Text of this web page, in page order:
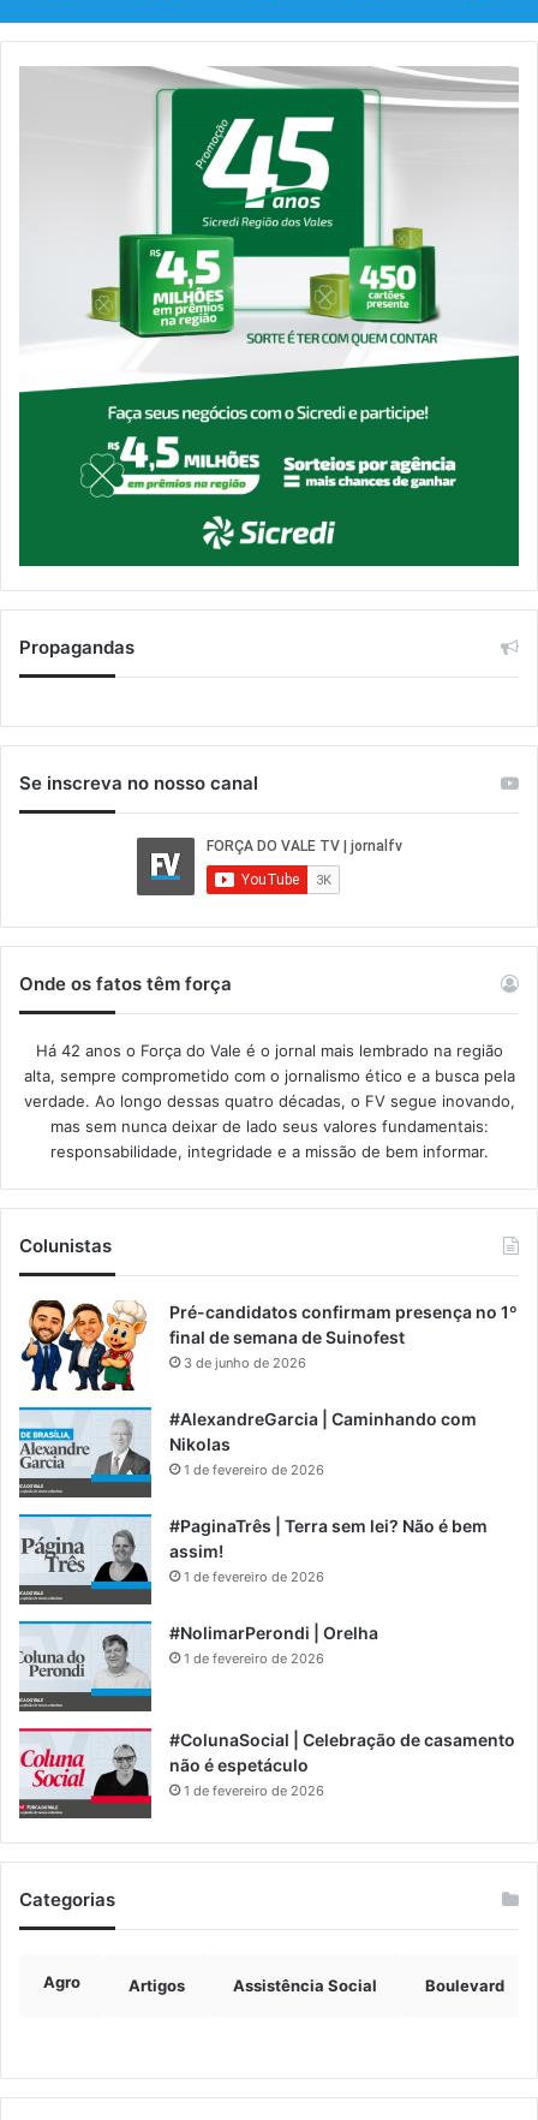
Propagandas
Se inscreva no nosso canal
Onde os fatos têm força
Há 42 anos o Força do Vale é o jornal mais lembrado na região
alta, sempre comprometido com o jornalismo ético e a busca pela
verdade. Ao longo dessas quatro décadas, o FV segue inovando,
mas sem nunca deixar de lado seus valores fundamentais:
responsabilidade, integridade e a missão de bem informar.​
Colunistas
Pré-candidatos confirmam presença no 1º
final de semana de Suinofest
3 de junho de 2026
#AlexandreGarcia | Caminhando com
Nikolas
1 de fevereiro de 2026
#PaginaTrês | Terra sem lei? Não é bem
assim!
1 de fevereiro de 2026
#NolimarPerondi | Orelha
1 de fevereiro de 2026
#ColunaSocial | Celebração de casamento
não é espetáculo
1 de fevereiro de 2026
Categorias
Agro Artigos Assistência Social Boulevard